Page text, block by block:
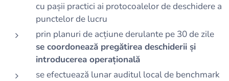
cu pașii practici ai protocoalelor de deschidere a
punctelor de lucru
prin planuri de acțiune derulante pe 30 de zile
se coordonează pregătirea deschiderii și
introducerea operațională
se efectuează lunar auditul local de benchmark